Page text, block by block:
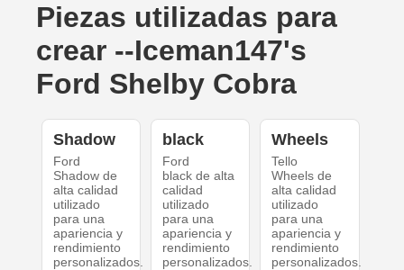
Piezas utilizadas para
crear --Iceman147's
Ford Shelby Cobra
Shadow
Ford
Shadow de
alta calidad
utilizado
para una
apariencia y
rendimiento
personalizados.
black
Ford
black de alta
calidad
utilizado
para una
apariencia y
rendimiento
personalizados.
Wheels
Tello
Wheels de
alta calidad
utilizado
para una
apariencia y
rendimiento
personalizados.